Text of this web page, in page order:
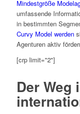
Mindestgröße
umfassende
in bestimmten
Curvy Model werden
Agenturen aktiv
[crp limit="2"]
Der Weg